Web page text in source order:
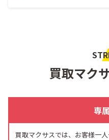
買取マク
専
買取マクサスでは、お客様一